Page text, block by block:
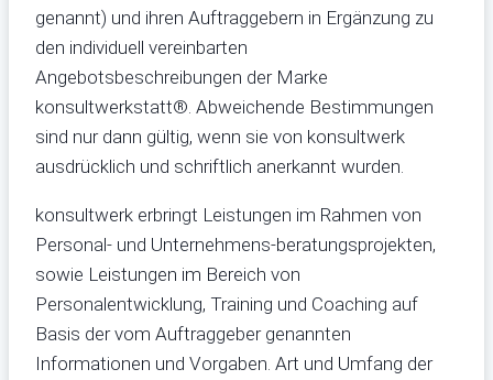
genannt) und ihren Auftraggebern in Ergänzung zu
den individuell vereinbarten
Angebotsbeschreibungen der Marke
konsultwerkstatt®. Abweichende Bestimmungen
sind nur dann gültig, wenn sie von konsultwerk
ausdrücklich und schriftlich anerkannt wurden.
konsultwerk erbringt Leistungen im Rahmen von
Personal- und Unternehmens-beratungsprojekten,
sowie Leistungen im Bereich von
Personalentwicklung, Training und Coaching auf
Basis der vom Auftraggeber genannten
Informationen und Vorgaben. Art und Umfang der